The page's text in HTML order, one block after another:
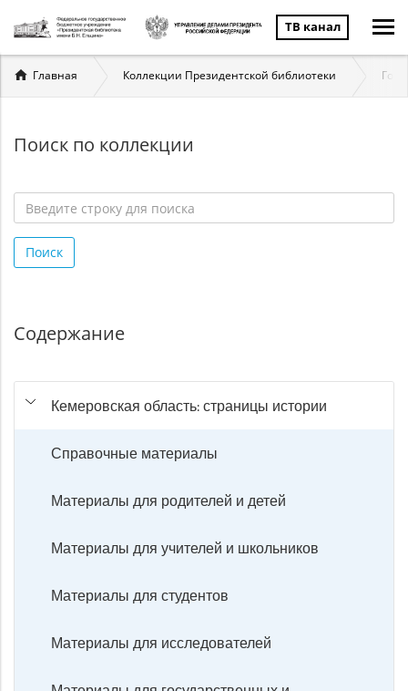
ТВ канал
Вы
здесь
Главная Коллекции Президентской библиотеки
Поиск по коллекции
строку
для
Поиск
Содержание
Кемеровская область: страницы истории
Справочные материалы
Материалы для родителей и детей
Материалы для учителей и школьников
Материалы для студентов
Материалы для исследователей